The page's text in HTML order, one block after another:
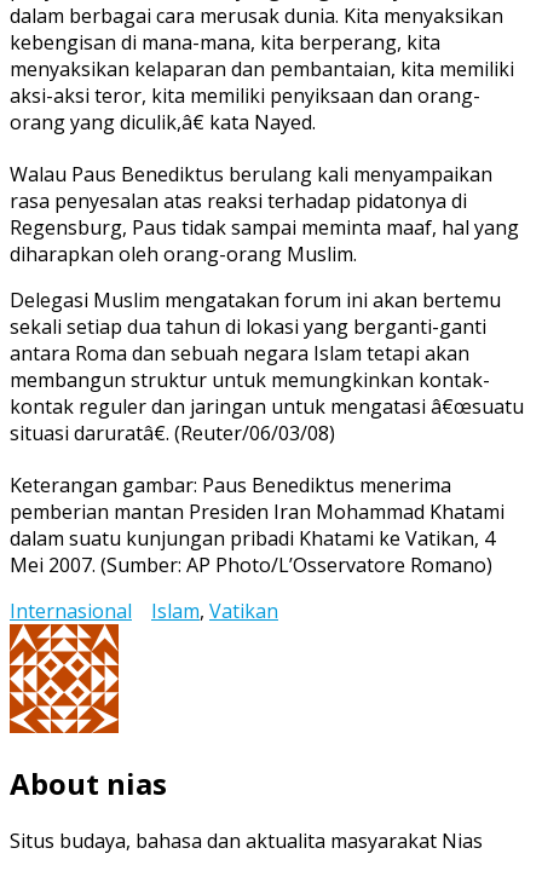
dalam berbagai cara merusak dunia. Kita menyaksikan
kebengisan di mana-mana, kita berperang, kita
menyaksikan kelaparan dan pembantaian, kita memiliki
aksi-aksi teror, kita memiliki penyiksaan dan orang-
orang yang diculik,â€ kata Nayed.
Walau Paus Benediktus berulang kali menyampaikan
rasa penyesalan atas reaksi terhadap pidatonya di
Regensburg, Paus tidak sampai meminta maaf, hal yang
diharapkan oleh orang-orang Muslim.
Delegasi Muslim mengatakan forum ini akan bertemu
sekali setiap dua tahun di lokasi yang berganti-ganti
antara Roma dan sebuah negara Islam tetapi akan
membangun struktur untuk memungkinkan kontak-
kontak reguler dan jaringan untuk mengatasi â€œsuatu
situasi daruratâ€. (Reuter/06/03/08)
Keterangan gambar: Paus Benediktus menerima
pemberian mantan Presiden Iran Mohammad Khatami
dalam suatu kunjungan pribadi Khatami ke Vatikan, 4
Mei 2007. (Sumber: AP Photo/L’Osservatore Romano)
Internasional
Islam, Vatikan
About nias
Situs budaya, bahasa dan aktualita masyarakat Nias